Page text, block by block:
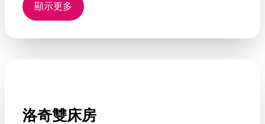
顯示更多
洛奇雙床房